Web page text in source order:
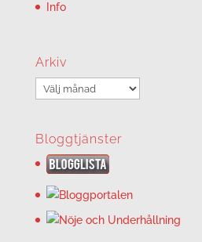
Info
Arkiv
Arkiv
Bloggtjänster